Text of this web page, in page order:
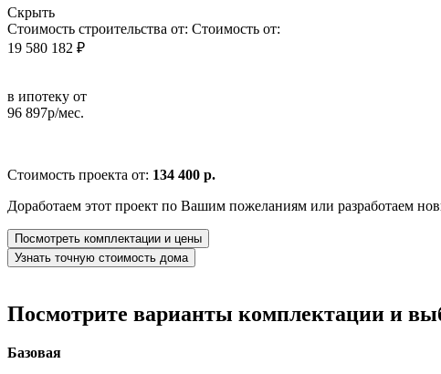
Скрыть
Стоимость строительства от: Стоимость от:
19 580 182 ₽
в ипотеку от
96 897р/мес.
Стоимость проекта от: 134 400 р.
Доработаем этот проект по Вашим пожеланиям или разработаем
Посмотреть комплектации и цены
Узнать точную стоимость дома
Посмотрите варианты комплектации и
Базовая